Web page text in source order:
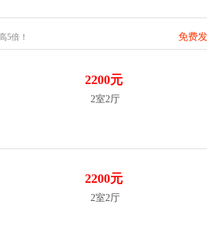
5倍！ 免费
2200元
2室2厅
2200元
2室2厅